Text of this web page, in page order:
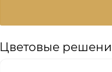
Цветовые